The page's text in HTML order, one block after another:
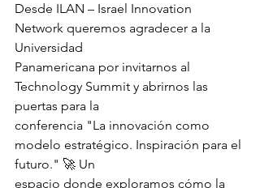
Desde ILAN – Israel Innovation
Network queremos agradecer a la
Universidad
Panamericana por invitarnos al
Technology Summit y abrirnos las
puertas para la
conferencia "La innovación como
modelo estratégico. Inspiración para el
futuro." 🚀 Un
espacio donde exploramos cómo la